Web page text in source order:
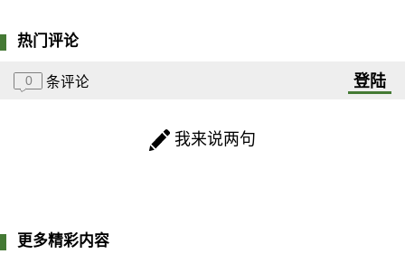
热门评论
0 条评论 登陆
我来说两句
更多精彩内容